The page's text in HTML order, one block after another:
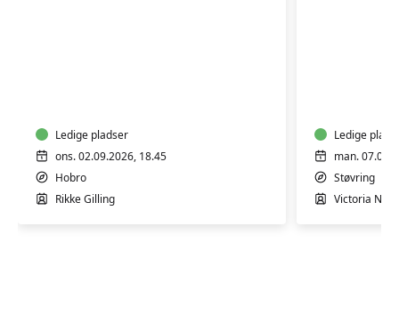
Ledige pladser
ons. 02.09.2026, 18.45
Hobro
Rikke Gilling
Ledige
man.
Støvring
Victoria Nord